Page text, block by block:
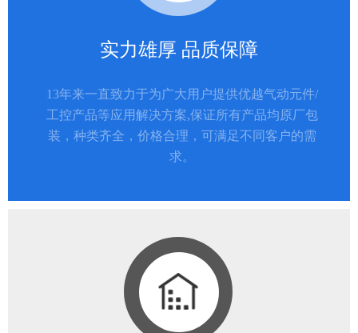
实力雄厚 品质保障
13年来一直致力于为广大用户提供优越气动元件/
工控产品等应用解决方案,保证所有产品均原厂包
装，种类齐全，价格合理，可满足不同客户的需
求。